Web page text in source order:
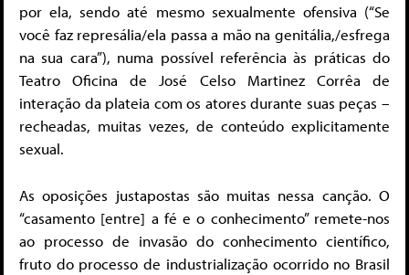
por ela, sendo até mesmo sexualmente ofensiva (“Se
você faz represália/ela passa a mão na genitália,/esfrega
na sua cara”), numa possível referência às práticas do
Teatro Oficina de José Celso Martinez Corrêa de
interação da plateia com os atores durante suas peças –
recheadas, muitas vezes, de conteúdo explicitamente
sexual.
As oposições justapostas são muitas nessa canção. O
“casamento [entre] a fé e o conhecimento” remete-nos
ao processo de invasão do conhecimento científico,
fruto do processo de industrialização ocorrido no Brasil